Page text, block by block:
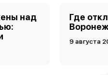
над
Где
9 августа